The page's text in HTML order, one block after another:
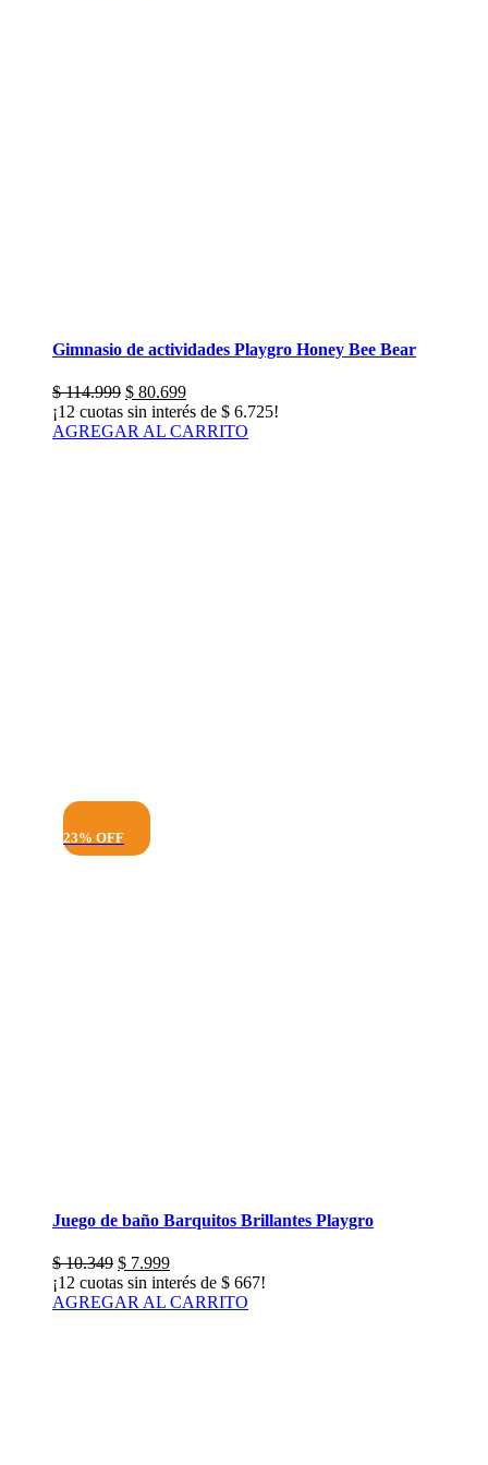
Gimnasio de actividades Playgro Honey Bee Bear
$114.999 El
precio
original
$ 80.699El
precio
actual
¡12 cuotas sin interés de $ 6.725!
AGREGAR AL CARRITO
23% OFF
Juego de baño Barquitos Brillantes Playgro
$10.349 El
precio
original
$ 7.999El
precio
actual
¡12 cuotas sin interés de $ 667!
AGREGAR AL CARRITO